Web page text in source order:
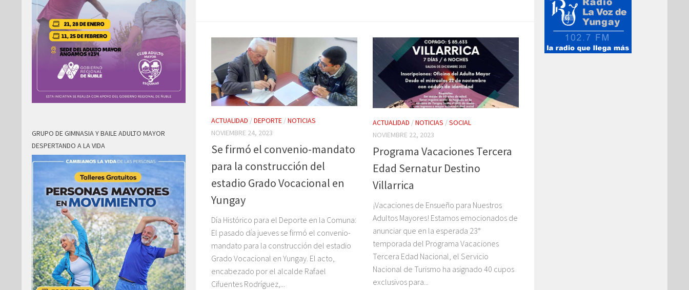
ACTUALIDAD /DEPORTE /NOTICIAS
NOVIEMBRE 24, 2023
Se firmó el convenio-mandato
para la construcción del
estadio Grado Vocacional en
Yungay
Día Histórico para el Deporte en la Comuna:
El pasado día jueves se firmó el convenio-
mandato para la construcción del estadio
Grado Vocacional en Yungay. El acto,
encabezado por el alcalde Rafael
Cifuentes Rodríguez,...
ACTUALIDAD /NOTICIAS /SOCIAL
NOVIEMBRE 22, 2023
Programa Vacaciones Tercera
Edad Sernatur Destino
Villarrica
¡Vacaciones de Ensueño para Nuestros
Adultos Mayores! Estamos emocionados de
anunciar que en la esperada 23°
temporada del Programa Vacaciones
Tercera Edad Nacional, el Servicio
Nacional de Turismo ha asignado 40 cupos
exclusivos para...
GRUPO DE GIMNASIA Y BAILE ADULTO MAYOR
DESPERTANDO A LA VIDA